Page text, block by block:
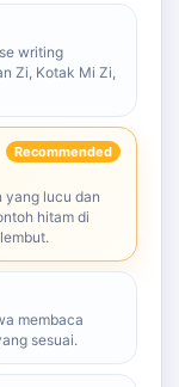
writing
Zi, Kotak Mi Zi,
Recommended
yang lucu dan
hitam di
membaca
sesuai.